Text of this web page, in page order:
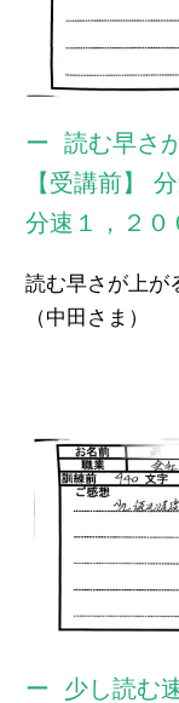
読む早さ
【受講前】
分速１，２
読む早さが上が
（中田さま）
少し読む